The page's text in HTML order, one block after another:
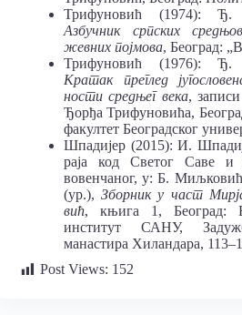
Трифуновић (1974): Ђ.
Азбучник српских
жевних појмова, Београд:
Трифуновић (1976): Ђ.
Кратак преглед
ности средњег века,
Ђорђа Трифуновића,
факултет Београдског
Шпадијер (2015): И.
раја код Светог Саве
вовенчаног, у: Б.
(ур.),Зборник у част
вић, књига 1, Београд:
институт САНУ,
манастира Хиландара,
Post Views: 152